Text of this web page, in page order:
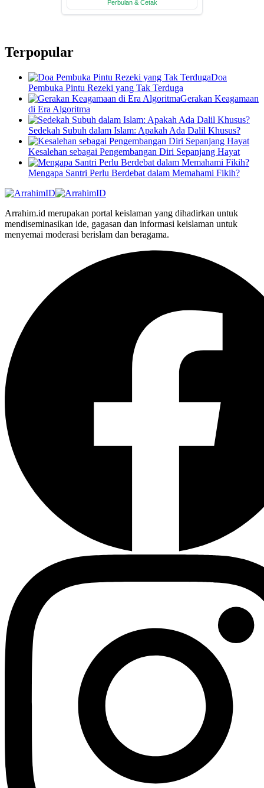
Terpopular
Doa
Pembuka Pintu Rezeki yang Tak Terduga
Gerakan Keagamaan
di Era Algoritma
Sedekah Subuh dalam Islam: Apakah Ada Dalil Khusus?
Kesalehan sebagai Pengembangan Diri Sepanjang Hayat
Mengapa Santri Perlu Berdebat dalam Memahami Fikih?
Arrahim.id merupakan portal keislaman yang dihadirkan untuk
mendiseminasikan ide, gagasan dan informasi keislaman untuk
menyemai moderasi berislam dan beragama.